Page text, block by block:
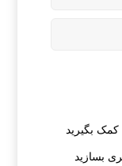
کمک بگیرید
بسازید